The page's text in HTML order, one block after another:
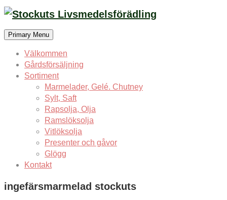
Skip
content
Primary Menu
Välkommen
Gårdsförsäljning
Sortiment
Marmelader, Gelé. Chutney
Sylt, Saft
Rapsolja, Olja
Ramslöksolja
Vitlöksolja
Presenter och gåvor
Glögg
Kontakt
ingefärsmarmelad stockuts